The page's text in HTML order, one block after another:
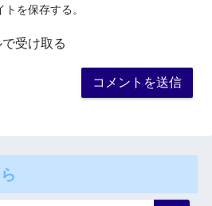
を保存する。
受け取る